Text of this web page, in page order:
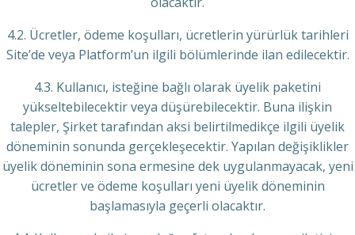
4.2. Ücretler, ödeme koşulları, ücretlerin yürürlük tarihleri
Site’de veya Platform’un ilgili bölümlerinde ilan edilecektir.
4.3. Kullanıcı, isteğine bağlı olarak üyelik paketini
yükseltebilecektir veya düşürebilecektir. Buna ilişkin
talepler, Şirket tarafından aksi belirtilmedikçe ilgili üyelik
döneminin sonunda gerçekleşecektir. Yapılan değişiklikler
üyelik döneminin sona ermesine dek uygulanmayacak, yeni
ücretler ve ödeme koşulları yeni üyelik döneminin
başlamasıyla geçerli olacaktır.